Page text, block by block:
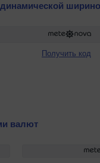
Получить код
валют